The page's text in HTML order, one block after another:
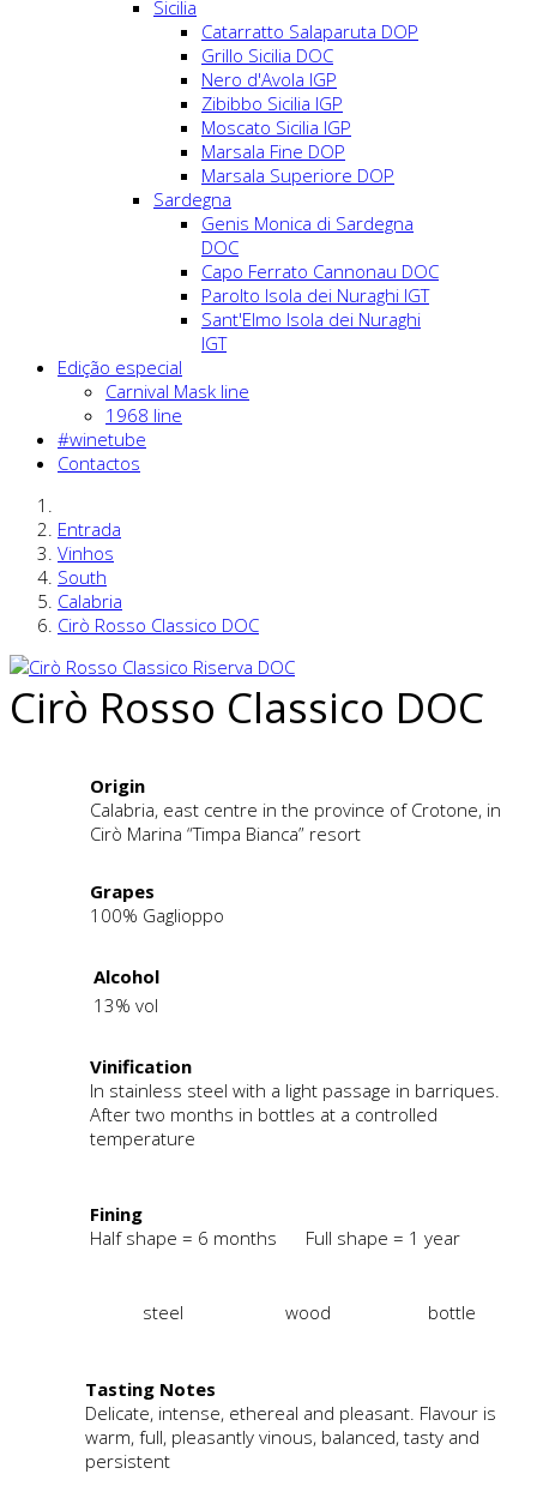
Sicilia
Catarratto Salaparuta DOP
Grillo Sicilia DOC
Nero d'Avola IGP
Zibibbo Sicilia IGP
Moscato Sicilia IGP
Marsala Fine DOP
Marsala Superiore DOP
Sardegna
Genis Monica di Sardegna
DOC
Capo Ferrato Cannonau DOC
Parolto Isola dei Nuraghi IGT
Sant'Elmo Isola dei Nuraghi
IGT
Edição especial
Carnival Mask line
1968 line
#winetube
Contactos
Entrada
Vinhos
South
Calabria
Cirò Rosso Classico DOC
Cirò Rosso Classico DOC
Origin
Calabria, east centre in the province of Crotone, in
Cirò Marina “Timpa Bianca” resort
Grapes
100% Gaglioppo
Alcohol
13% vol
Vinification
In stainless steel with a light passage in barriques.
After two months in bottles at a controlled
temperature
Fining
Half shape = 6 months Full shape = 1 year
steel wood bottle
Tasting Notes
Delicate, intense, ethereal and pleasant. Flavour is
warm, full, pleasantly vinous, balanced, tasty and
persistent